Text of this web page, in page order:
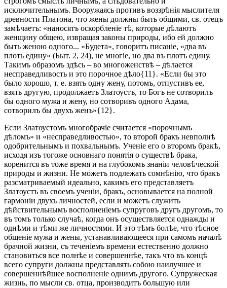
исключительнымъ. Вооружаясь противъ воззрѣнія мыслителя
древности Платона, что жены должны быть общими, св. отецъ
замѣчаетъ: «наносятъ оскорбленіе тѣ, которые дѣлаютъ
женщину общею, извращая законы природы, ибо ей должно
быть женою одного... «Будета», говоритъ писаніе, «два въ
плоть едину» (Быт. 2, 24), не многіе, но два въ плотъ едину.
Такимъ образомъ здѣсь – во многоженствѣ – дѣлается
несправедливость и это порочное дѣло{11}. «Если бы это
было хорошо, т. е. взять одну жену, потомъ, отпустивъ ее,
взять другую, продолжаетъ Златоустъ, то Богъ не сотворилъ
бы одного мужа и жену, но сотворивъ одного Адама,
сотворилъ бы двухъ женъ»{12}.
Если Златоустомъ многобрачіе считается «порочнымъ
дѣломъ» и «несправедливостью», то второй бракъ невполнѣ
одобрительнымъ и похвальнымъ. Ученіе его о второмъ бракѣ,
исходя изъ тогоже основнаго понятія о существѣ брака,
коренится въ тоже время и на глубокомъ знаніи человѣческой
природы и жизни. Не можетъ подлежать сомнѣнію, что бракъ
разсматриваемый идеально, какимъ его представляетъ
Златоустъ въ своемъ ученіи, бракъ, основывается на полной
гармоніи двухъ личностей, если и можетъ служить
дѣйствительнымъ восполненіемъ супруговъ другъ другомъ, то
въ томъ только случаѣ, когда онъ осуществляется однажды и
однѣми и тѣми же личностями. И это тѣмъ болѣе, что тѣсное
общеніе мужа и жены, устанавливающееся при самомъ началѣ
брачной жизни, съ теченіемъ времени естественно должно
становиться все полнѣе и совершеннѣе, такъ что въ концѣ
всего супруги должны представлять собою наилучшее и
совершеннѣйшее восполненіе однимъ другого. Супружеская
жизнь, по мысли св. отца, производитъ большую или